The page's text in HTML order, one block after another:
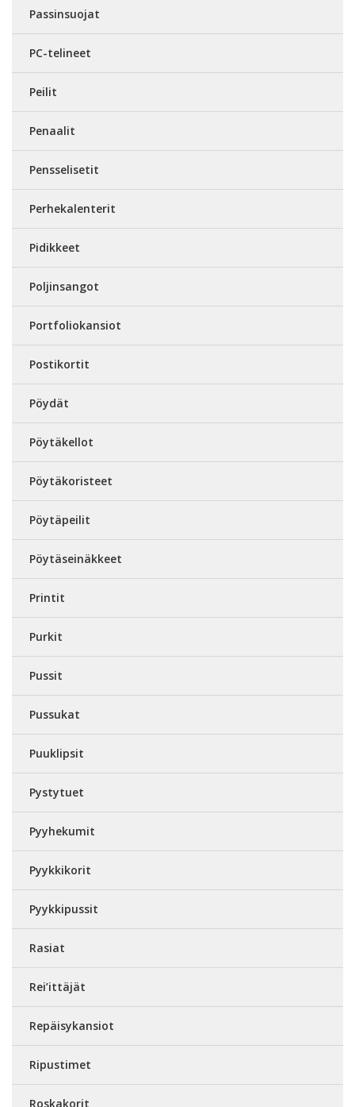
Passinsuojat
PC-telineet
Peilit
Penaalit
Pensselisetit
Perhekalenterit
Pidikkeet
Poljinsangot
Portfoliokansiot
Postikortit
Pöydät
Pöytäkellot
Pöytäkoristeet
Pöytäpeilit
Pöytäseinäkkeet
Printit
Purkit
Pussit
Pussukat
Puuklipsit
Pystytuet
Pyyhekumit
Pyykkikorit
Pyykkipussit
Rasiat
Rei’ittäjät
Repäisykansiot
Ripustimet
Roskakorit